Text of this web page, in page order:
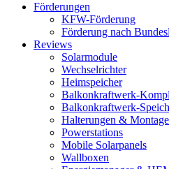
Förderungen
KFW-Förderung
Förderung nach
Reviews
Solarmodule
Wechselrichter
Heimspeicher
Balkonkraftwerk-
Balkonkraftwerk-
Halterungen & Montage
Powerstations
Mobile Solarpanels
Wallboxen